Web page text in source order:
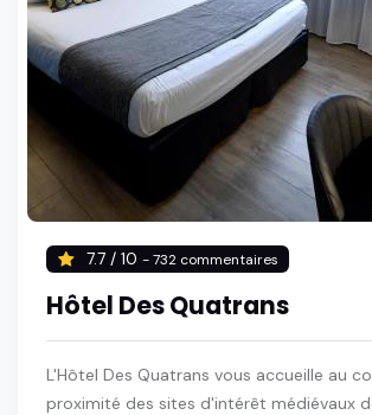
7.7 / 10 - 732 commentaires
Hôtel Des Quatrans
L'Hôtel Des Quatrans vous accueille au
proximité des sites d'intérêt médiévaux